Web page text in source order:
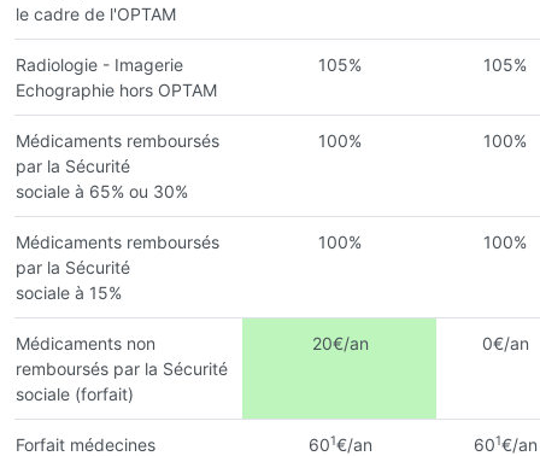
le cadre de l'OPTAM
Radiologie - Imagerie
Echographie hors OPTAM
105% 105%
Médicaments remboursés
par la Sécurité
sociale à 65% ou 30%
100% 100%
Médicaments remboursés
par la Sécurité
sociale à 15%
100% 100%
Médicaments non
remboursés par la Sécurité
sociale (forfait)
20€/an 0€/an
Forfait médecines
601€/an 601€/an